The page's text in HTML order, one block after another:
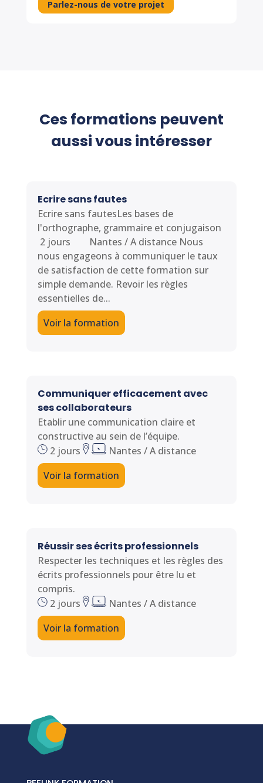
Parlez-nous de votre projet
Ces formations peuvent
aussi vous intéresser
Ecrire sans fautes
Ecrire sans fautesLes bases de
l'orthographe, grammaire et conjugaison
2 jours Nantes / A distance Nous
nous engageons à communiquer le taux
de satisfaction de cette formation sur
simple demande. Revoir les règles
essentielles de...
Voir la formation
Communiquer efficacement avec
ses collaborateurs
Etablir une communication claire et
constructive au sein de l’équipe.
2 jours
Nantes / A distance
Voir la formation
Réussir ses écrits professionnels
Respecter les techniques et les règles des
écrits professionnels pour être lu et
compris.
2 jours
Nantes / A distance
Voir la formation